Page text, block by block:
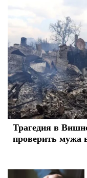
Трагедия в
проверить мужа